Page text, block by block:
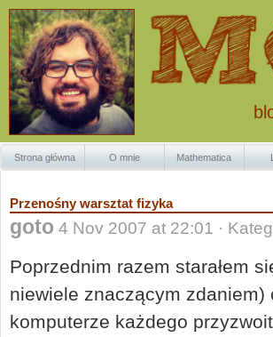
Strona główna O mnie Mathematica
Przenośny warsztat fizyka
goto 4 Nov 2007 at 22:01 ·
Poprzednim razem starałem
niewiele znaczącym
komputerze każdego